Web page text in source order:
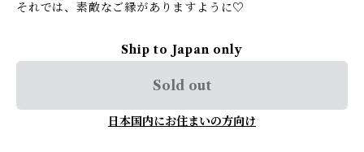
それでは、素敵なご縁がありますように♡
Ship to Japan only
Sold out
日本国内にお住まいの方向け